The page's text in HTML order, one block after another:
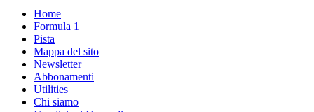
Home
Formula 1
Pista
Mappa del sito
Newsletter
Abbonamenti
Utilities
Chi siamo